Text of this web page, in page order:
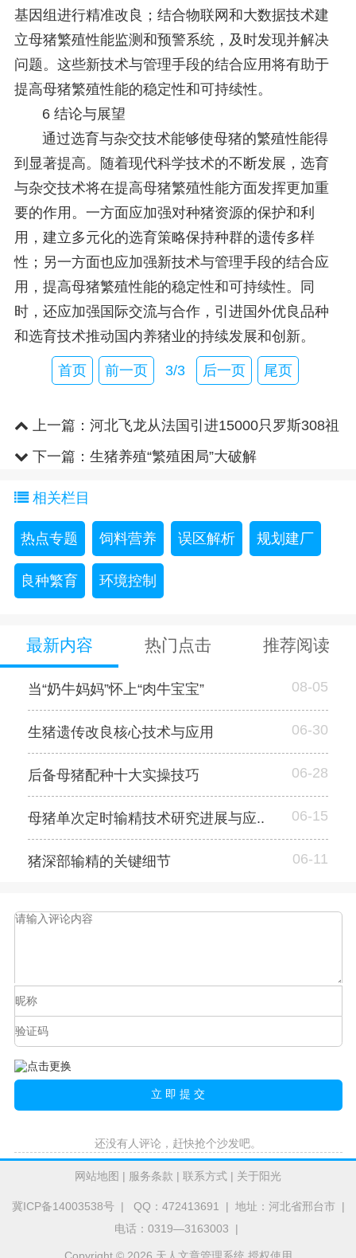
基因组进行精准改良；结合物联网和大数据技术建
立母猪繁殖性能监测和预警系统，及时发现并解决
问题。这些新技术与管理手段的结合应用将有助于
提高母猪繁殖性能的稳定性和可持续性。
6 结论与展望
通过选育与杂交技术能够使母猪的繁殖性能得
到显著提高。随着现代科学技术的不断发展，选育
与杂交技术将在提高母猪繁殖性能方面发挥更加重
要的作用。一方面应加强对种猪资源的保护和利
用，建立多元化的选育策略保持种群的遗传多样
性；另一方面也应加强新技术与管理手段的结合应
用，提高母猪繁殖性能的稳定性和可持续性。同
时，还应加强国际交流与合作，引进国外优良品种
和选育技术推动国内养猪业的持续发展和创新。
首页 前一页 3/3 后一页 尾页
上一篇： 河北飞龙从法国引进15000只罗斯308祖
代种鸡下一篇： 生猪养殖“繁殖困局”大破解
相关栏目
热点专题 饲料营养 误区解析 规划建厂
良种繁育 环境控制
最新内容 热门点击 推荐阅读
当“奶牛妈妈”怀上“肉牛宝宝” 08-05
生猪遗传改良核心技术与应用 06-30
后备母猪配种十大实操技巧 06-28
母猪单次定时输精技术研究进展与应.. 06-15
猪深部输精的关键细节 06-11
还没有人评论，赶快抢个沙发吧。
网站地图 | 服务条款 | 联系方式 | 关于阳光
冀ICP备14003538号| QQ：472413691 | 地址：河北省邢台市 |
电话：0319—3163003 |
Copyright © 2026 天人文章管理系统 授权使用